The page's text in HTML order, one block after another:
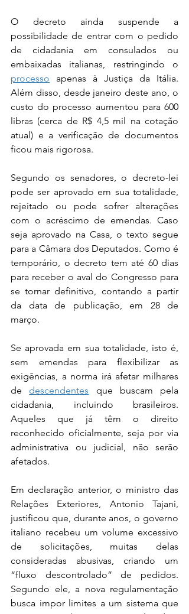
O decreto ainda suspende a
possibilidade de entrar com o pedido
de cidadania em consulados ou
processo apenas à Justiça da Itália.
Além disso, desde janeiro deste ano, o
custo do processo aumentou para 600
libras (cerca de R$ 4,5 mil na cotação
atual) e a verificação de documentos
ficou mais rigorosa.
Segundo os senadores, o decreto-lei
pode ser aprovado em sua totalidade,
rejeitado ou pode sofrer alterações
com o acréscimo de emendas. Caso
seja aprovado na Casa, o texto segue
para a Câmara dos Deputados. Como é
temporário, o decreto tem até 60 dias
para receber o aval do Congresso para
se tornar definitivo, contando a partir
da data de publicação, em 28 de
março.
Se aprovada em sua totalidade, isto é,
sem emendas para flexibilizar as
exigências, a norma irá afetar milhares
de descendentes que buscam pela
cidadania, incluindo brasileiros.
Aqueles que já têm o direito
reconhecido oficialmente, seja por via
administrativa ou judicial, não serão
afetados.
Em declaração anterior, o ministro das
Relações Exteriores, Antonio Tajani,
justificou que, durante anos, o governo
italiano recebeu um volume excessivo
de solicitações, muitas delas
consideradas abusivas, criando um
“fluxo descontrolado” de pedidos.
Segundo ele, a nova regulamentação
busca impor limites a um sistema que